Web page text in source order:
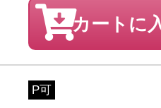
カートに
P可